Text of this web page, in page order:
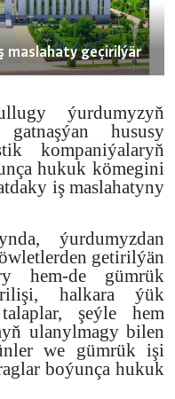
maslahaty geçirilýär
ýurdumyzyň
hususy
kompaniýalaryň
hukuk kömegini
iş maslahatyny
ýurdumyzdan
getirilýän
hem-de gümrük
halkara ýük
şeýle hem
ulanylmagy bilen
we gümrük işi
boýunça hukuk